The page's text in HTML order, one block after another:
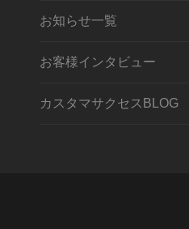
お知らせ一覧
お客様インタビュー
カスタマサクセスBLOG